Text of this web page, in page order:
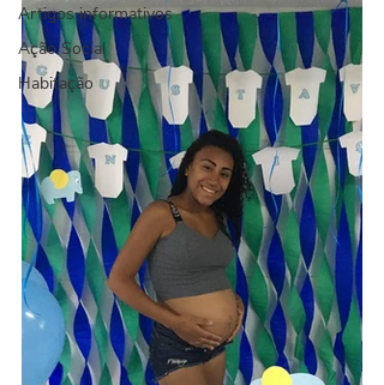
Artigos informativos
Ação Social
Habitação